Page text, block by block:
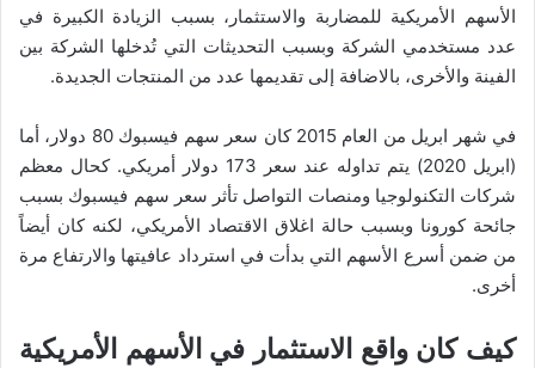
الأسهم الأمريكية للمضاربة والاستثمار، بسبب الزيادة الكبيرة في
عدد مستخدمي الشركة وبسبب التحديثات التي تُدخلها الشركة بين
الفينة والأخرى، بالاضافة إلى تقديمها عدد من المنتجات الجديدة.
في شهر ابريل من العام 2015 كان سعر سهم فيسبوك 80 دولار، أما
(ابريل 2020) يتم تداوله عند سعر 173 دولار أمريكي. كحال معظم
شركات التكنولوجيا ومنصات التواصل تأثر سعر سهم فيسبوك بسبب
جائحة كورونا وبسبب حالة اغلاق الاقتصاد الأمريكي، لكنه كان أيضاً
من ضمن أسرع الأسهم التي بدأت في استرداد عافيتها والارتفاع مرة
أخرى.
كيف كان واقع الاستثمار في الأسهم الأمريكية